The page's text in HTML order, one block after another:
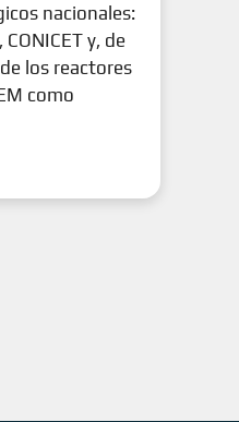
nacionales:
y, de
los reactores
como